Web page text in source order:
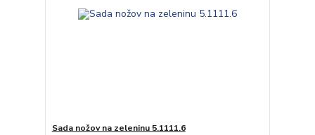
Sada nožov na zeleninu 5.1111.6